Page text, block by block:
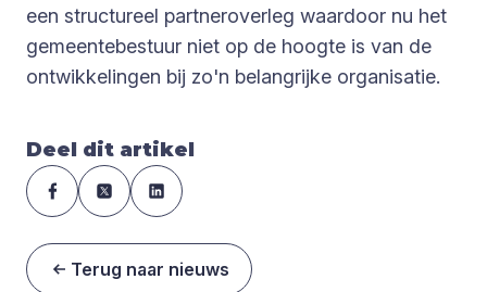
een structureel partneroverleg waardoor nu het
gemeentebestuur niet op de hoogte is van de
ontwikkelingen bij zo'n belangrijke organisatie.
Deel dit artikel
Terug naar nieuws